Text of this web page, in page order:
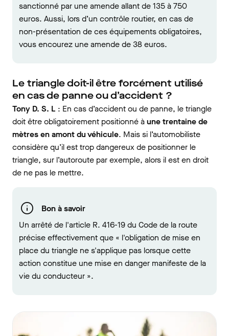
sanctionné par une amende allant de 135 à 750
euros. Aussi, lors d’un contrôle routier, en cas de
non-présentation de ces équipements obligatoires,
vous encourez une amende de 38 euros.
Le triangle doit-il être forcément utilisé
en cas de panne ou d’accident ?
Tony D. S. L : En cas d’accident ou de panne, le triangle
doit être obligatoirement positionné àune trentaine de
mètres en amont du véhicule. Mais si l’automobiliste
considère qu’il est trop dangereux de positionner le
triangle, sur l’autoroute par exemple, alors il est en droit
de ne pas le mettre.
Bon à savoir
Un arrêté de l'article R. 416-19 du Code de la route
précise effectivement que « l'obligation de mise en
place du triangle ne s'applique pas lorsque cette
action constitue une mise en danger manifeste de la
vie du conducteur ».